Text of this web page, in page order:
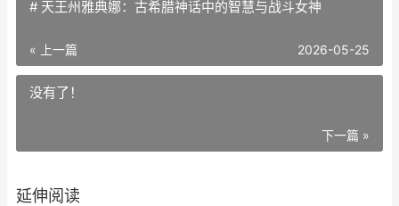
# 天王州雅典娜：古希腊神话中的智慧与战斗女神
« 上一篇 2026-05-25
没有了！
下一篇 »
延伸阅读